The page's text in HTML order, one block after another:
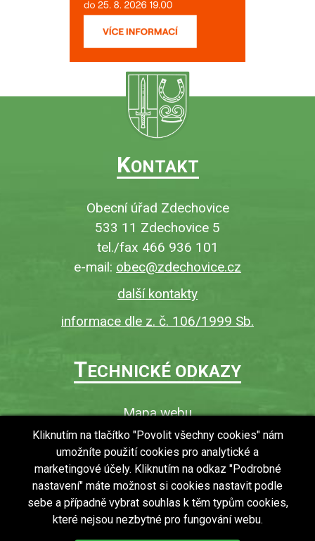
KONTAKT
Obecní úřad Zdechovice
533 11 Zdechovice 5
tel./fax 466 936 101
e-mail: obec@zdechovice.cz
další kontakty
informace dle z. č. 106/1999 Sb.
TECHNICKÉ ODKAZY
Mapa webu
O webu
Povinně zveřejňované informace
Ochrana osobních údajů (GDPR)
Vyhledávání
RSS
Kliknutím na tlačítko "Povolit všechny cookies" nám
umožníte použití cookies pro analytické a
marketingové účely. Kliknutím na odkaz "Podrobné
nastavení" máte možnost si cookies nastavit podle
sebe a případně vybrat souhlas k těm typům cookies,
které nejsou nezbytné pro fungování webu.